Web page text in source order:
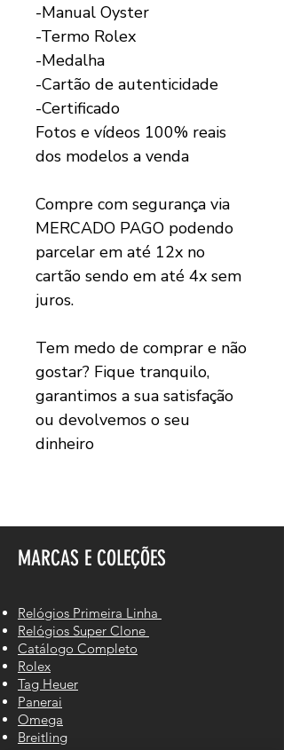
-Manual Oyster
-Termo Rolex
-Medalha
-Cartão de autenticidade
-Certificado
Fotos e vídeos 100% reais
dos modelos a venda
Compre com segurança via
MERCADO PAGO podendo
parcelar em até 12x no
cartão sendo em até 4x sem
juros.
Tem medo de comprar e não
gostar? Fique tranquilo,
garantimos a sua satisfação
ou devolvemos o seu
dinheiro
MARCAS E COLEÇÕES
Relógios Primeira Linha
Relógios Super Clone
Catálogo Completo
Rolex
Tag Heuer
Panerai
Omega
Breitling